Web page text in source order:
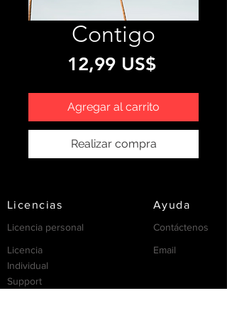
Contigo
12,99 US$Precio
Agregar al carrito
Realizar compra
Licencias Ayuda
Licencia personal
Licencia
Individual
Contáctenos
Email
Support